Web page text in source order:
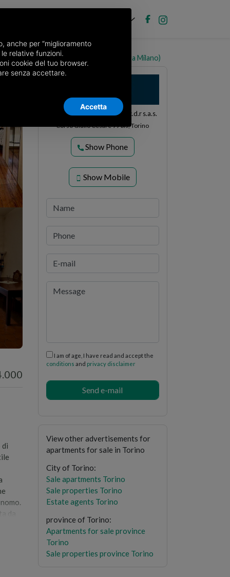
11, Torino (neighborhood Barriera Milano)
di
da
Taos Immobili - Immobiliare c.d.r s.a.s.
Corso Giulio Cesare 99 bis, Torino
Show Phone
Show Mobile
I am of age, I have read and accept the
conditions and privacy disclaimer
View other advertisements for
apartments for sale in Torino
City of Torino:
Sale apartments Torino
Sale properties Torino
Estate agents Torino
province of Torino:
Apartments for sale province
Torino
Sale properties province Torino
anche per “miglioramento
relative funzioni.
cookie del tuo browser.
senza accettare.
Accetta